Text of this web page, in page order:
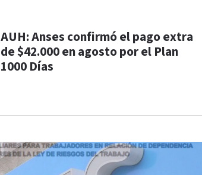
AUH: Anses confirmó el pago extra
de $42.000 en agosto por el Plan
1000 Días